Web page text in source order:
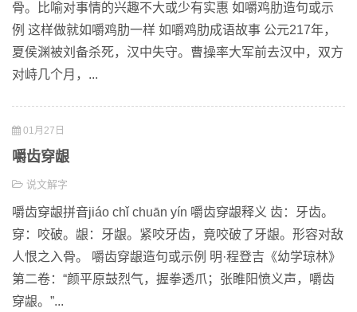
骨。比喻对事情的兴趣不大或少有实惠 如嚼鸡肋造句或示
例 这样做就如嚼鸡肋一样 如嚼鸡肋成语故事 公元217年，
夏侯渊被刘备杀死，汉中失守。曹操率大军前去汉中，双方
对峙几个月，...
01月27日
嚼齿穿龈
说文解字
嚼齿穿龈拼音jiáo chǐ chuān yín 嚼齿穿龈释义 齿：牙齿。
穿：咬破。龈：牙龈。紧咬牙齿，竟咬破了牙龈。形容对敌
人恨之入骨。 嚼齿穿龈造句或示例 明·程登吉《幼学琼林》
第二卷：“颜平原鼓烈气，握拳透爪；张睢阳愤义声，嚼齿
穿龈。”...